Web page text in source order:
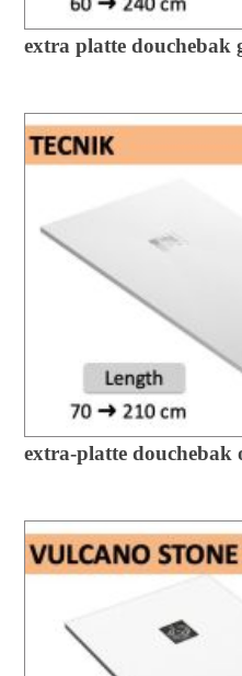
extra platte douchebak
extra-platte douchebak